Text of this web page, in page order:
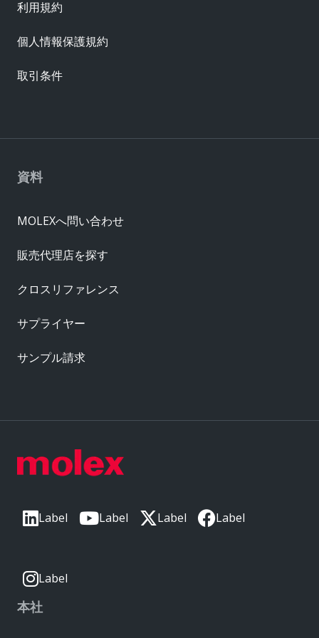
Label Label Label Label
Label
本社
資料
MOLEXへ問い合わせ
販売代理店を探す
クロスリファレンス
サプライヤー
サンプル請求
利用規約
個人情報保護規約
取引条件